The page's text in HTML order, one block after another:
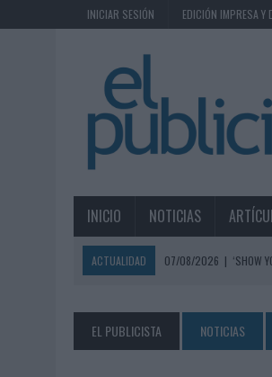
INICIAR SESIÓN EDICIÓN IMPRESA Y
INICIO NOTICIAS
ACTUALIDAD 07/08/2026 | ‘SHOW
07/08/2026 | MG SPIRIT RELANZA SU
EL PUBLICISTA NOTICIAS